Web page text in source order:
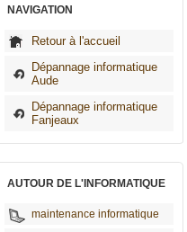
NAVIGATION
Retour à l'accueil
Dépannage informatique
Aude
Dépannage informatique
Fanjeaux
AUTOUR DE L'INFORMATIQUE
maintenance informatique